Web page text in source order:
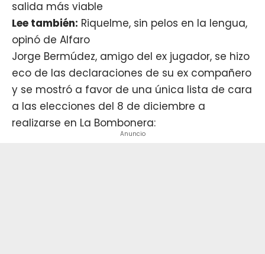
salida más viable
Lee también: Riquelme, sin pelos en la lengua,
opinó de Alfaro
Jorge Bermúdez, amigo del ex jugador, se hizo
eco de las declaraciones de su ex compañero
y se mostró a favor de una única lista de cara
a las elecciones del 8 de diciembre a
realizarse en La Bombonera:
Anuncio